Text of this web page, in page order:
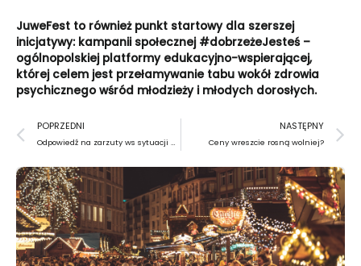
JuweFest to również punkt startowy dla szerszej
inicjatywy: kampanii społecznej #dobrzeżeJesteś –
ogólnopolskiej platformy edukacyjno-wspierającej,
której celem jest przełamywanie tabu wokół zdrowia
psychicznego wśród młodzieży i młodych dorosłych.
Prev
POPRZEDNI
Odpowiedź na zarzuty ws sytuacji na kampusie
NASTĘPNY
Ceny wreszcie rosną wolniej?